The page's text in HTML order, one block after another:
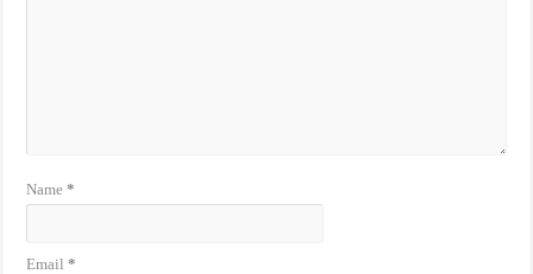
Name*
Email*